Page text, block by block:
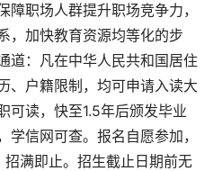
职场人群提升职场竞争力，
，加快教育资源均等化的步
道：凡在中华人民共和国居住
、户籍限制，均可申请入读大
可读，快至1.5年后颁发毕业
信网可查。报名自愿参加，
满即止。招生截止日期前无